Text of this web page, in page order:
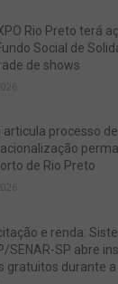
Rio Preto terá
Social de
de shows
articula processo de
de Rio Preto
e renda:
SENAR-SP abre
gratuitos durante a